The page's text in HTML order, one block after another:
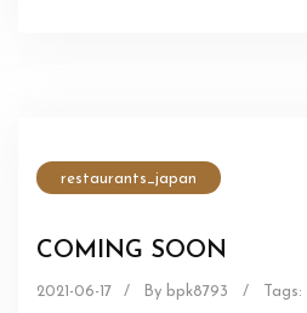
restaurants_japan
COMING SOON
2021-06-17 / By bpk8793 / Tags: